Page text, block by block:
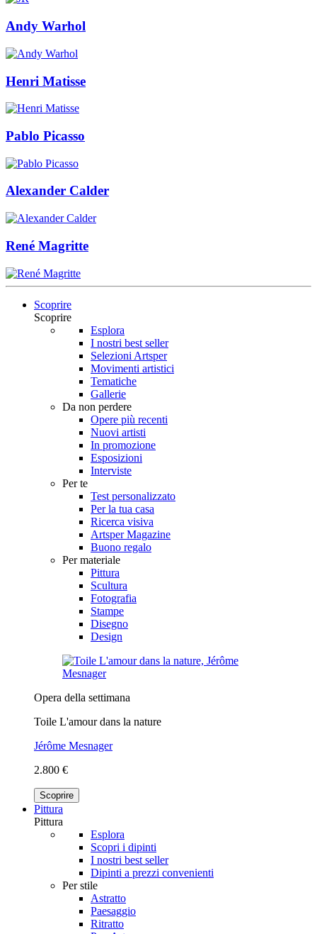
Andy Warhol
Henri Matisse
Pablo Picasso
Alexander Calder
René Magritte
Scoprire
Scoprire
Esplora
I nostri best seller
Selezioni Artsper
Movimenti artistici
Tematiche
Gallerie
Da non perdere
Opere più recenti
Nuovi artisti
In promozione
Esposizioni
Interviste
Per te
Test personalizzato
Per la tua casa
Ricerca visiva
Artsper Magazine
Buono regalo
Per materiale
Pittura
Scultura
Fotografia
Stampe
Disegno
Design
Opera della settimana
Toile L'amour dans la nature
Jérôme Mesnager
2.800 €
Scoprire
Pittura
Pittura
Esplora
Scopri i dipinti
I nostri best seller
Dipinti a prezzi convenienti
Per stile
Astratto
Paesaggio
Ritratto